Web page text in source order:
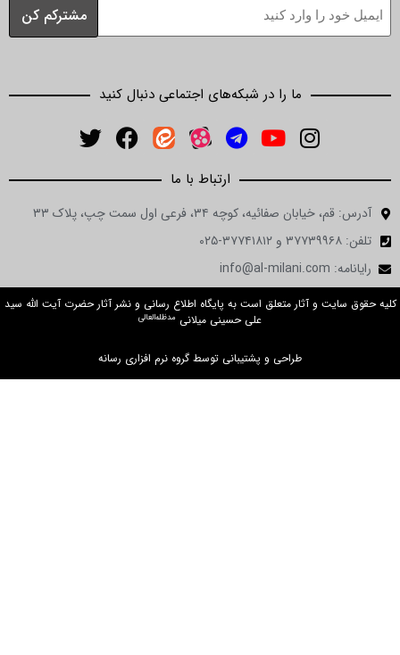
ما را در شبکه‌های اجتماعی دنبال کنید
ارتباط با ما
آدرس: قم، خیابان صفائیه، کوچه ۳۴، فرعی اول سمت چپ، پلاک ۳۳
تلفن: ۳۷۷۳۹۹۶۸ و ۳۷۷۴۱۸۱۲-۰۲۵
رایانامه: info@al-milani.com
کلیه حقوق سایت و آثار متعلق است به پایگاه اطلاع رسانی و نشر آثار حضرت آیت الله سید
علی حسینی میلانی مدظله‌العالی
طراحی و پشتیبانی توسط گروه نرم افزاری رسانه